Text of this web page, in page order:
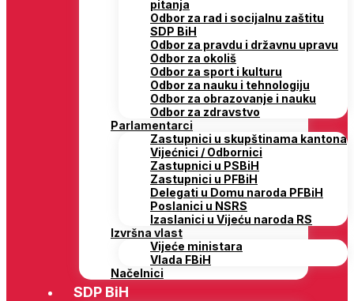
pitanja
Odbor za rad i socijalnu zaštitu
SDP BiH
Odbor za pravdu i državnu upravu
Odbor za okoliš
Odbor za sport i kulturu
Odbor za nauku i tehnologiju
Odbor za obrazovanje i nauku
Odbor za zdravstvo
Parlamentarci
Zastupnici u skupštinama kantona
Vijećnici / Odbornici
Zastupnici u PSBiH
Zastupnici u PFBiH
Delegati u Domu naroda PFBiH
Poslanici u NSRS
Izaslanici u Vijeću naroda RS
Izvršna vlast
Vijeće ministara
Vlada FBiH
Načelnici
SDP BiH